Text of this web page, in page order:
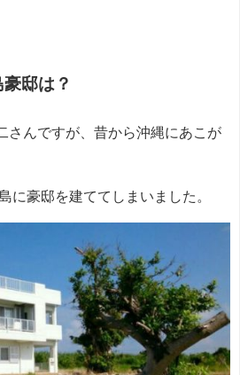
邸は？
さんですが、昔から沖縄にあこが
に豪邸を建ててしまいました。